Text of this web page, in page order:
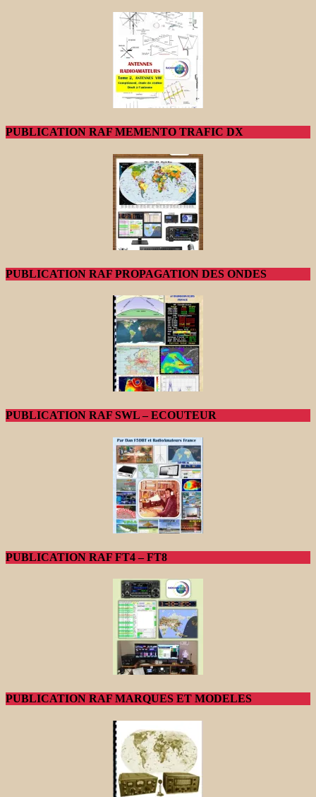
PUBLICATION RAF MEMENTO TRAFIC DX
PUBLICATION RAF PROPAGATION DES ONDES
PUBLICATION RAF SWL – ECOUTEUR
PUBLICATION RAF FT4 – FT8
PUBLICATION RAF MARQUES ET MODELES